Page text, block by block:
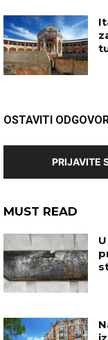
OSTAVITI
PRIJAVITE
MUST READ